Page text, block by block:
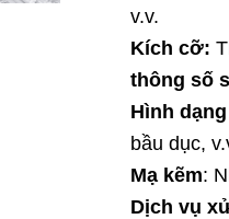
v.v.
Kích cỡ:
thông số
Hình
bầu dục,
Mạ kẽm:
Dịch vụ